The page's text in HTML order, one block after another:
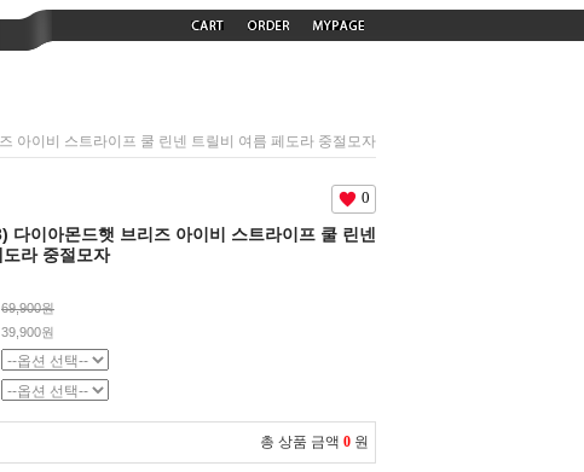
아이비 스트라이프 쿨 린넨 트릴비 여름 페도라 중절모자
0
다이아몬드햇 브리즈 아이비 스트라이프 쿨 린넨
라 중절모자
69,900원
39,900원
총 상품 금액 0 원